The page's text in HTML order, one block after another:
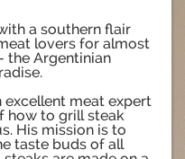
a southern flair
lovers for almost
the Argentinian
excellent meat expert
how to grill steak
His mission is to
taste buds of all